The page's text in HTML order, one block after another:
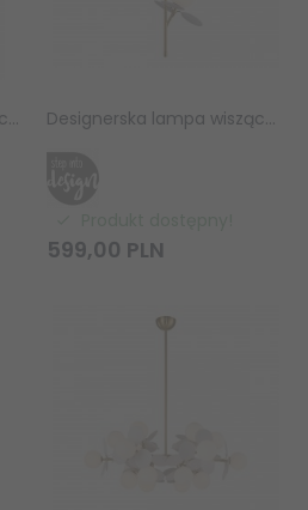
Designerska lampa wisząca CHIC ST-DL-2969P1 Step Into Design złota biała obręcz białe kuliste klosze do salonu jadalniana Designerska lampa wisząca CHIC ST-DL-2969P2 Step Into Design złota biała obręcz białe kuliste klosze do salonu jadalniana
599,00 PLN